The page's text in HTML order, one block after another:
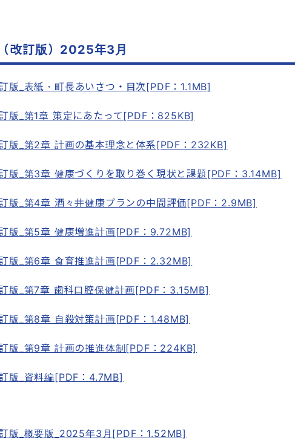
改訂版）2025年3月
版_表紙・町長あいさつ・目次[PDF：1.1MB]
版_第1章 策定にあたって[PDF：825KB]
版_第2章 計画の基本理念と体系[PDF：232KB]
版_第3章 健康づくりを取り巻く現状と課題[PDF：3.14MB]
版_第4章 酒々井健康プランの中間評価[PDF：2.9MB]
版_第5章 健康増進計画[PDF：9.72MB]
版_第6章 食育推進計画[PDF：2.32MB]
版_第7章 歯科口腔保健計画[PDF：3.15MB]
版_第8章 自殺対策計画[PDF：1.48MB]
版_第9章 計画の推進体制[PDF：224KB]
版_資料編[PDF：4.7MB]
版_概要版_2025年3月[PDF：1.52MB]